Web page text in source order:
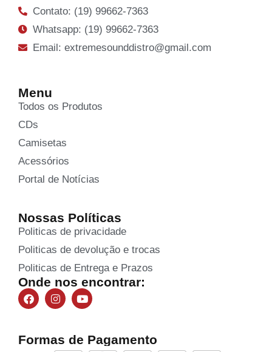
Contato: (19) 99662-7363
Whatsapp: (19) 99662-7363
Email: extremesounddistro@gmail.com
Menu
Todos os Produtos
CDs
Camisetas
Acessórios
Portal de Notícias
Nossas Políticas
Politicas de privacidade
Politicas de devolução e trocas
Politicas de Entrega e Prazos
Onde nos encontrar:
Formas de Pagamento